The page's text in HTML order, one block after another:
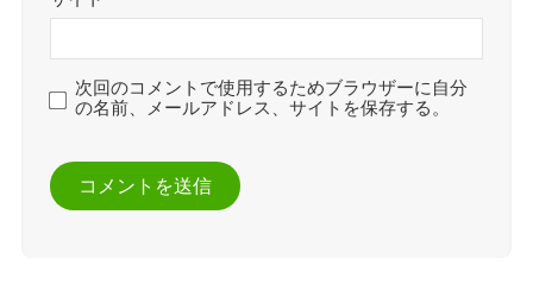
次回のコメントで使用するためブラウザーに自分
の名前、メールアドレス、サイトを保存する。